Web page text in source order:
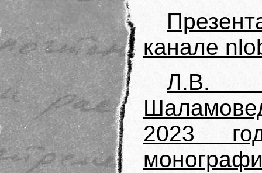
канале
Л.В.
2023